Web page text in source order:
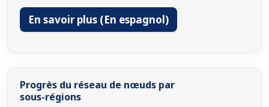
En savoir plus (En espagnol)
Progrès du réseau de nœuds par
sous-régions